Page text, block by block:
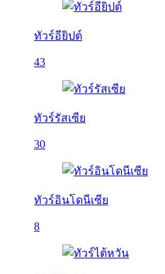
ทัวร์อียิปต์
43
ทัวร์รัสเซีย
30
ทัวร์อินโดนีเซีย
8